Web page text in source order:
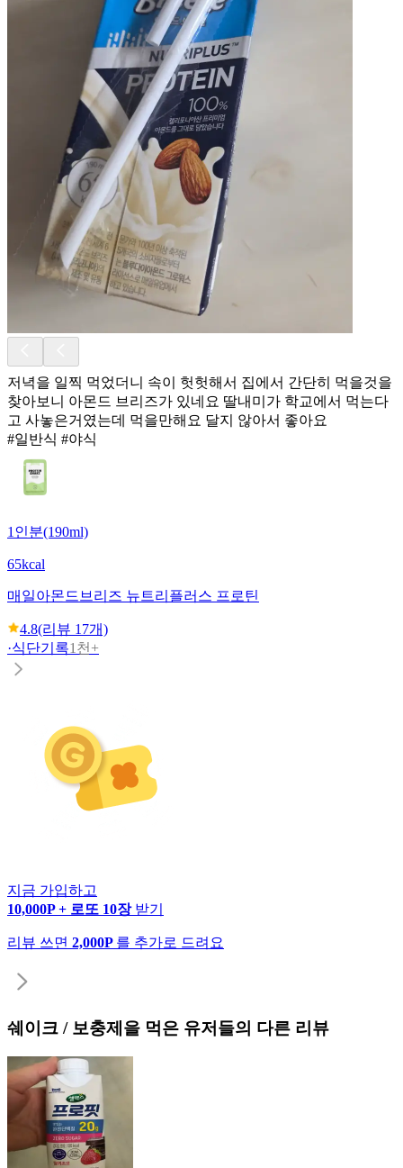
저녁을 일찍 먹었더니 속이 헛헛해서 집에서 간단히 먹을것을
찾아보니 아몬드 브리즈가 있네요 딸내미가 학교에서 먹는다
고 사놓은거였는데 먹을만해요 달지 않아서 좋아요
#일반식 #야식
1인분(190ml)
65kcal
매일아몬드브리즈 뉴트리플러스 프로틴
4.8(리뷰 17개)
·식단기록1천+
지금 가입하고
10,000P + 로또 10장 받기
리뷰 쓰면 2,000P 를 추가로 드려요
쉐이크 / 보충제 을 먹은 유저들의 다른 리뷰